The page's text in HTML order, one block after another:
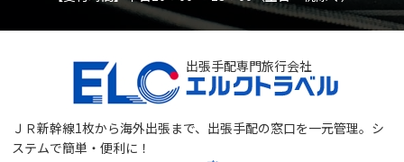
出張手配専門旅行会社
ＪＲ新幹線1枚から海外出張まで、出張手配の窓口を一元管理。 シ
ステムで簡単・便利に！